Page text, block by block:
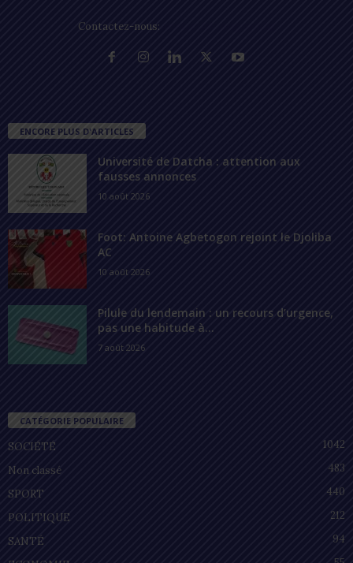
Contactez-nous:
ENCORE PLUS D'ARTICLES
Université de Datcha : attention aux
fausses annonces
10 août 2026
Foot: Antoine Agbetogon rejoint le Djoliba
AC
10 août 2026
Pilule du lendemain : un recours d’urgence,
pas une habitude à...
7 août 2026
CATÉGORIE POPULAIRE
SOCIÉTÉ
1042
Non classé
483
SPORT
440
POLITIQUE
212
SANTÉ
94